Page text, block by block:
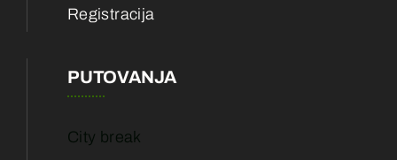
Registracija
PUTOVANJA
City break